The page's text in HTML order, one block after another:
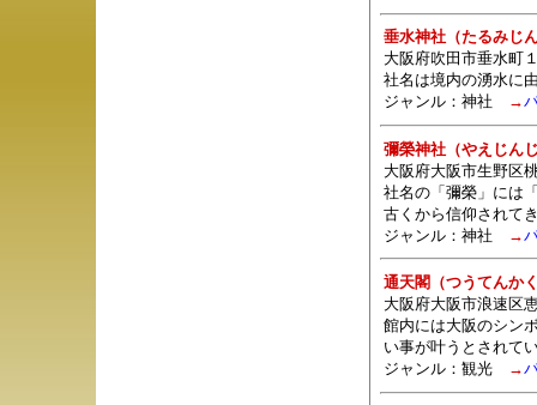
垂水神社（たるみじ
大阪府吹田市垂水町
社名は境内の湧水に
ジャンル： 神社 →
彌榮神社（やえじん
大阪府大阪市生野区
社名の「彌榮」には
古くから信仰されて
ジャンル： 神社 →
通天閣（つうてんか
大阪府大阪市浪速区
館内には大阪のシン
い事が叶うとされて
ジャンル：観光→